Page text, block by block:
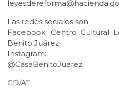
Las redes sociales son:
Facebook: Centro Cultural
Benito Juárez
Instagram:
@CasaBenitoJuarez
CD/AT